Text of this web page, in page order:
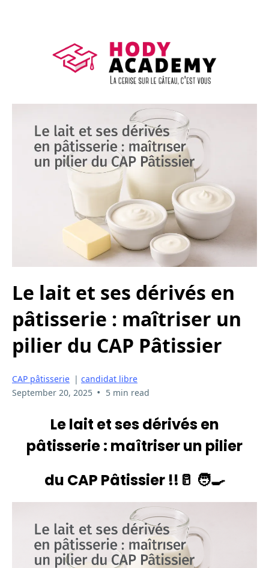
Le lait et ses dérivés en
pâtisserie : maîtriser un
pilier du CAP Pâtissier
CAP pâtisserie | candidat libre
September 20, 2025 • 5 min read
Le lait et ses dérivés en
pâtisserie : maîtriser un pilier
du CAP Pâtissier !!🥛 🧑‍🍳